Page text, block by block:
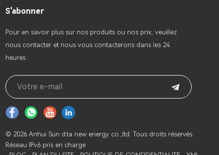
Onduleur hybride tout-en-
S'abonner
Pour en savoir plus sur nos produits ou nos prix, veuillez
nous contacter et nous vous contacterons dans les 24
heures.
© 2026 Anhui Sun d.ta new energy co.,ltd. Tous droits réservés.
Réseau IPv6 pris en charge